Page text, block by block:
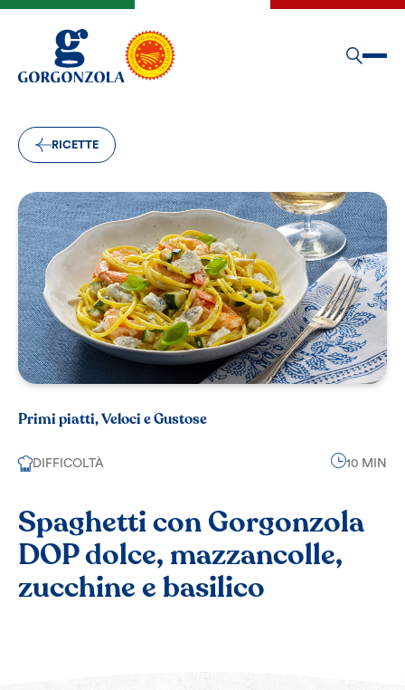
RICETTE
Primi piatti, Veloci e Gustose
DIFFICOLTÀ 10 MIN
Spaghetti con Gorgonzola
DOP dolce, mazzancolle,
zucchine e basilico